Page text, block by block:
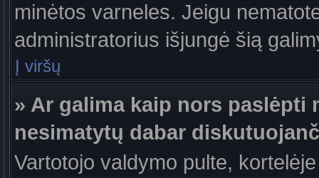
minėtos varneles. Jeigu
administratorius išjungė šią
Į viršų
» Ar galima kaip nors paslėpti
nesimatytų dabar
Vartotojo valdymo pulte,